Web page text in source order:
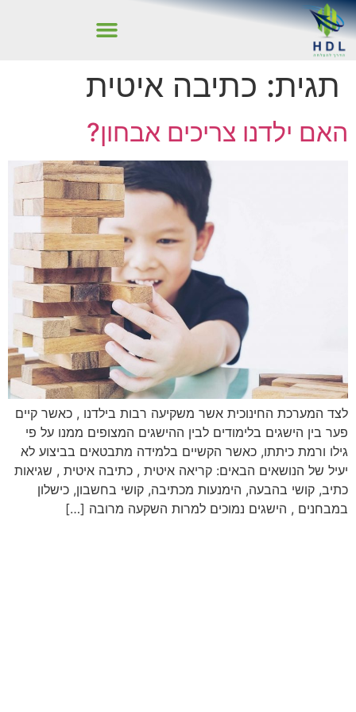
תגית: כתיבה איטית
האם ילדנו צריכים אבחון?
לצד המערכת החינוכית אשר משקיעה רבות בילדנו , כאשר קיים
פער בין הישגים בלימודים לבין ההישגים המצופים ממנו על פי
גילו ורמת כיתתו, כאשר הקשיים בלמידה מתבטאים בביצוע לא
יעיל של הנושאים הבאים: קריאה איטית , כתיבה איטית , שגיאות
כתיב, קושי בהבעה, הימנעות מכתיבה, קושי בחשבון, כישלון
במבחנים , הישגים נמוכים למרות השקעה מרובה […]